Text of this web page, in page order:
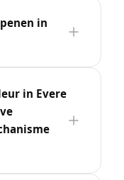
in
in Evere